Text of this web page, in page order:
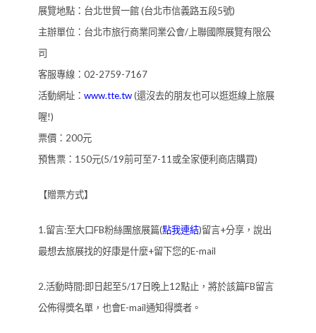
展覽地點：台北世貿一館 (台北市信義路五段5號)
主辦單位：台北市旅行商業同業公會/上聯國際展覽有限公
司
客服專線：02-2759-7167
活動網址： www.tte.tw(還沒去的朋友也可以逛逛線上旅展
喔!)
票價：200元
預售票：150元(5/19前可至7-11或全家便利商店購買)
【贈票方式】
1.留言:至大口FB粉絲團旅展篇(點我連結)留言+分享，說出
最想去旅展找的好康是什麼+留下您的E-mail
2.活動時間:即日起至5/17日晚上12點止，將於該篇FB留言
公佈得獎名單，也會E-mail通知得獎者。